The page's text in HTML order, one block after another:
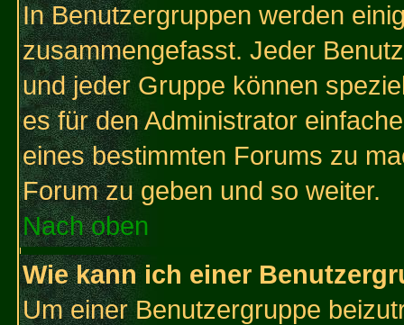
In Benutzergruppen werden
zusammengefasst. Jeder
und jeder Gruppe können
es für den Administrator
eines bestimmten Forums zu
Forum zu geben und so weiter.
Nach oben
Wie kann ich einer
Um einer Benutzergruppe